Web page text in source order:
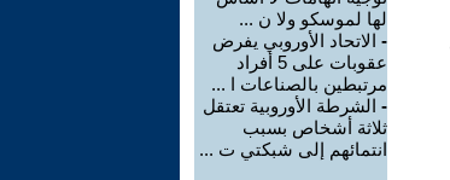
لها لموسكو ولا ن ...
- الاتحاد الأوروبي يفرض
عقوبات على 5 أفراد
مرتبطين بالصناعات ا ...
- الشرطة الأوروبية تعتقل
ثلاثة أشخاص بسبب
انتمائهم إلى شبكتي ت ...